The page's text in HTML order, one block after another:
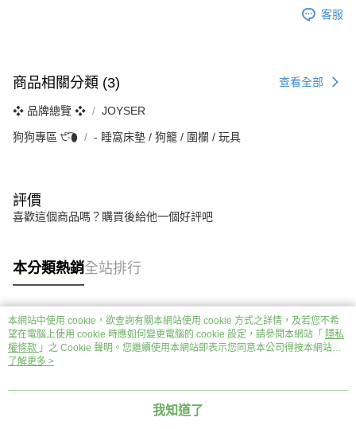
客服
商品相關分類 (3) 查看全部
❖ 品牌總覽 ❖ JOYSER
狗狗專區 ੯‧̀͡⬮ ‐ 睡窩床墊 / 狗籠 / 圍欄 / 玩具
評價
喜歡這個商品嗎？購買後給他一個好評吧
本分類熱銷全站排行
熱門標籤
本網站中使用 cookie，欲查詢有關本網站使用 cookie 方式之詳情，及若您不希
望在電腦上使用 cookie 時應如何變更電腦的 cookie 設定，請參閱本網站「 隱私
權條款 」之 Cookie 聲明。您繼續使用本網站即表示您同意本公司得按本網站使
用條款之 Cookie 聲明使用 cookie。
了解更多 >
我知道了